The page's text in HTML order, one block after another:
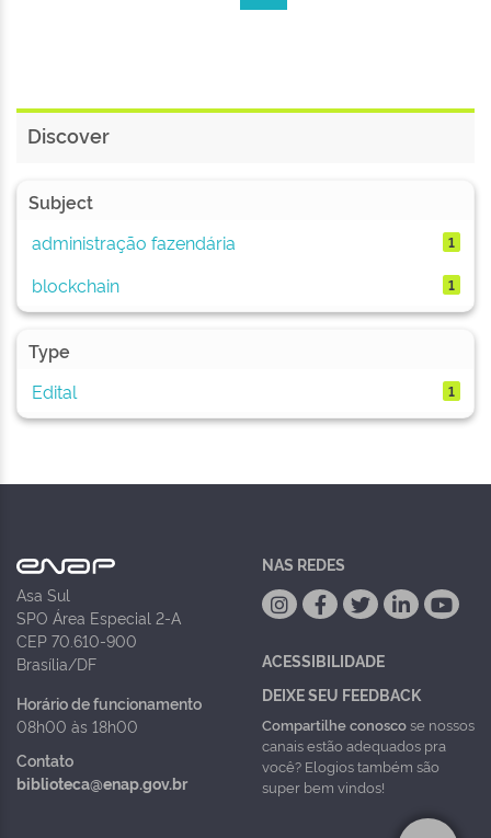
Discover
Subject
administração fazendária
1
blockchain 1
Type
Edital
1
Asa Sul
SPO Área Especial 2-A
CEP 70.610-900
Brasília/DF
Horário de funcionamento
08h00 às 18h00
Contato
biblioteca@enap.gov.br
NAS REDES
ACESSIBILIDADE
DEIXE SEU FEEDBACK
Compartilhe conoscose nossos
canais estão adequados pra
você? Elogios também são
super bem vindos!